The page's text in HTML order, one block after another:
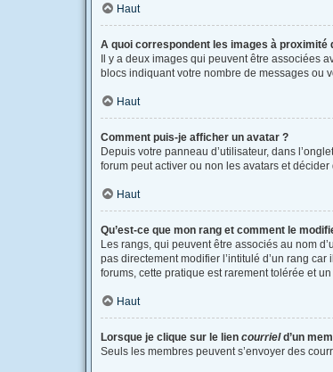
Haut
A quoi correspondent les images à proximité
Il y a deux images qui peuvent être associées
blocs indiquant votre nombre de messages ou
Haut
Comment puis-je afficher un avatar ?
Depuis votre panneau d’utilisateur, dans
forum peut activer ou non les avatars et
Haut
Qu’est-ce que mon rang et comment le
Les rangs, qui peuvent être associés au nom
pas directement modifier l’intitulé d’un rang
forums, cette pratique est rarement tolérée et
Haut
Lorsque je clique sur le lien courrield’un
Seuls les membres peuvent s’envoyer des